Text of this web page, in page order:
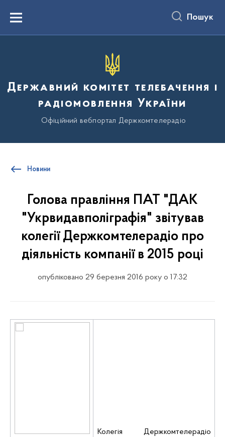
вмістуMenu Пошук
Державний комітет телебачення і
радіомовлення України
Офіційний вебпортал Держкомтелерадіо
Новини
Голова правління ПАТ "ДАК
"Укрвидавполіграфія" звітував
колегії Держкомтелерадіо про
діяльність компанії в 2015 році
опубліковано 29 березня 2016 року о 17:32
Колегія Держкомтелерадіо